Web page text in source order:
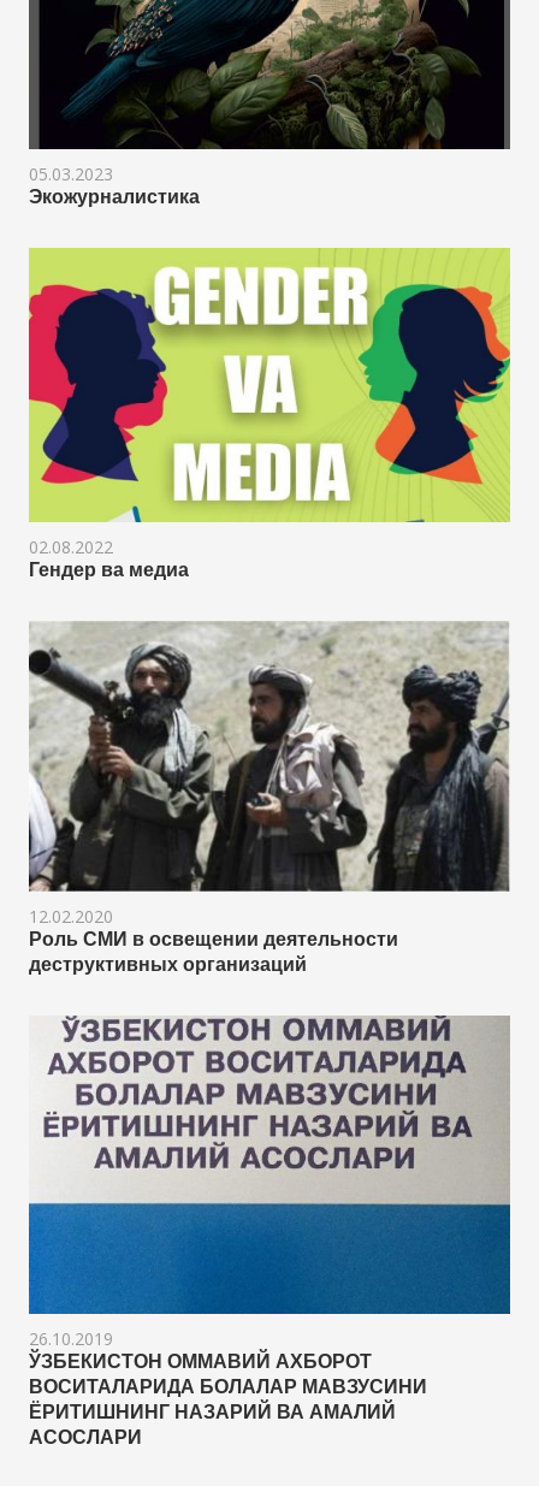
05.03.2023
Экожурналистика
02.08.2022
Гендер ва медиа
12.02.2020
Роль СМИ в освещении деятельности
деструктивных организаций
26.10.2019
ЎЗБЕКИСТОН ОММАВИЙ АХБОРОТ
ВОСИТАЛАРИДА БОЛАЛАР МАВЗУСИНИ
ЁРИТИШНИНГ НАЗАРИЙ ВА АМАЛИЙ
АСОСЛАРИ